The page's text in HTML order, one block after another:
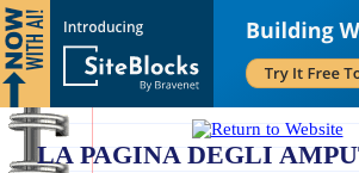
LA PAGINA DEGLI